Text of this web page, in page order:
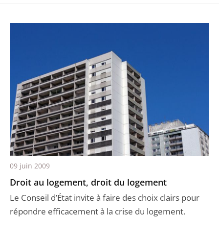
Droit au logement, droit du logement
Le Conseil d’État invite à faire des choix clairs pour
répondre efficacement à la crise du logement.
09 juin 2009